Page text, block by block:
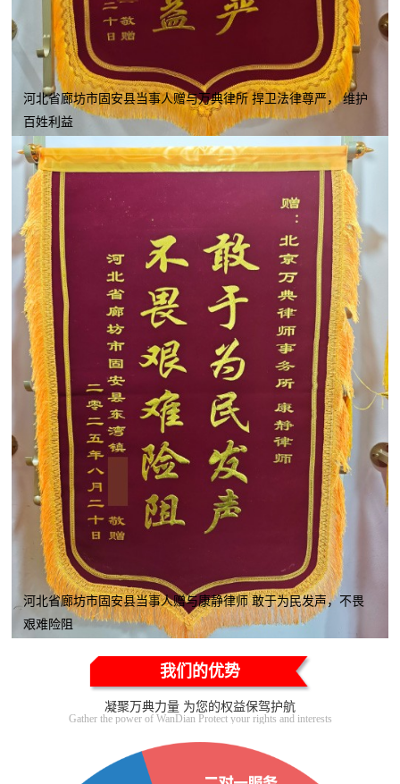
河北省廊坊市固安县当事人赠与万典律所 捍卫法律尊严， 维护
百姓利益
河北省廊坊市固安县当事人赠与康静律师 敢于为民发声，不畏
艰难险阻
我们的优势
凝聚万典力量 为您的权益保驾护航
Gather the power of WanDian Protect your rights and interests